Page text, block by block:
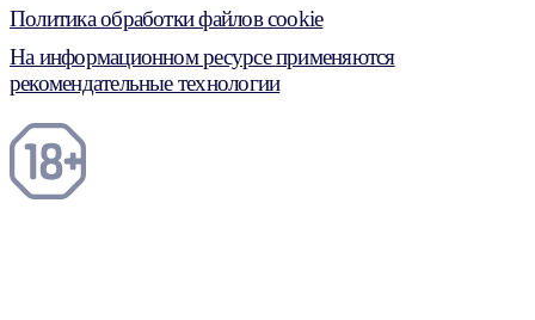
Политика обработки файлов cookie
На информационном ресурсе применяются
рекомендательные технологии